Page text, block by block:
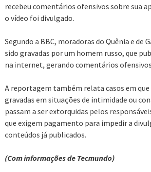
recebeu comentários ofensivos sobre sua
o vídeo foi divulgado.
Segundo a BBC, moradoras do Quênia e de
sido gravadas por um homem russo, que
na internet, gerando comentários
A reportagem também relata casos em
gravadas em situações de intimidade ou
passam a ser extorquidas pelos
que exigem pagamento para impedir a
conteúdos já publicados.
(Com informações de Tecmundo)